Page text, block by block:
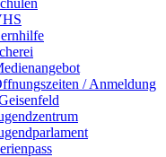
/ Anmeldung